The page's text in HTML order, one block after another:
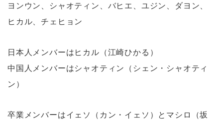
ヨンウン、シャオティン、バヒエ、ユジン、ダヨン、
ヒカル、チェヒョン
日本人メンバーはヒカル（江崎ひかる）
中国人メンバーはシャオティン（シェン・シャオティ
ン）
卒業メンバーはイェソ（カン・イェソ）とマシロ（坂